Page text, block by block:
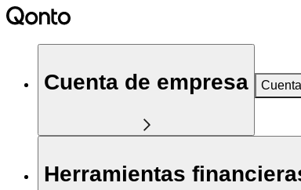
Cuenta de empresa
Herramientas